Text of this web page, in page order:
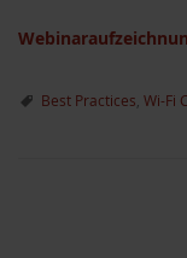
Best Practices Wi-Fi